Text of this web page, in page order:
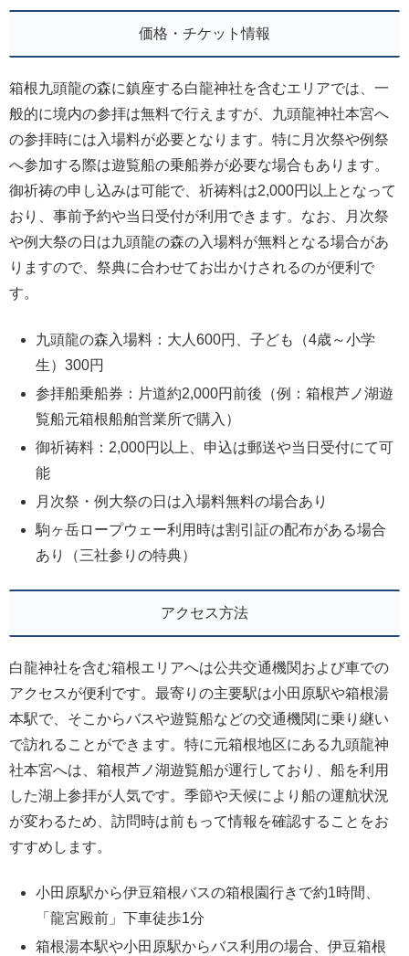
価格・チケット情報
箱根九頭龍の森に鎮座する白龍神社を含むエリアでは、一
般的に境内の参拝は無料で行えますが、九頭龍神社本宮へ
の参拝時には入場料が必要となります。特に月次祭や例祭
へ参加する際は遊覧船の乗船券が必要な場合もあります。
御祈祷の申し込みは可能で、祈祷料は2,000円以上となって
おり、事前予約や当日受付が利用できます。なお、月次祭
や例大祭の日は九頭龍の森の入場料が無料となる場合があ
りますので、祭典に合わせてお出かけされるのが便利で
す。
九頭龍の森入場料：大人600円、子ども（4歳～小学
生）300円
参拝船乗船券：片道約2,000円前後（例：箱根芦ノ湖遊
覧船元箱根船舶営業所で購入）
御祈祷料：2,000円以上、申込は郵送や当日受付にて可
能
月次祭・例大祭の日は入場料無料の場合あり
駒ヶ岳ロープウェー利用時は割引証の配布がある場合
あり（三社参りの特典）
アクセス方法
白龍神社を含む箱根エリアへは公共交通機関および車での
アクセスが便利です。最寄りの主要駅は小田原駅や箱根湯
本駅で、そこからバスや遊覧船などの交通機関に乗り継い
で訪れることができます。特に元箱根地区にある九頭龍神
社本宮へは、箱根芦ノ湖遊覧船が運行しており、船を利用
した湖上参拝が人気です。季節や天候により船の運航状況
が変わるため、訪問時は前もって情報を確認することをお
すすめします。
小田原駅から伊豆箱根バスの箱根園行きで約1時間、
「龍宮殿前」下車徒歩1分
箱根湯本駅や小田原駅からバス利用の場合、伊豆箱根